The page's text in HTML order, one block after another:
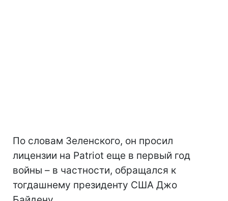
По словам Зеленского, он просил
лицензии на Patriot еще в первый год
войны – в частности, обращался к
тогдашнему президенту США Джо